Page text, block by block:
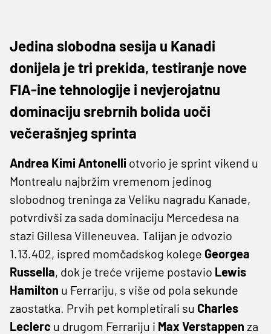
Jedina slobodna sesija u Kanadi
donijela je tri prekida, testiranje nove
FIA-ine tehnologije i nevjerojatnu
dominaciju srebrnih bolida uoči
večerašnjeg sprinta
Andrea Kimi Antonelli otvorio je sprint vikend u
Montrealu najbržim vremenom jedinog
slobodnog treninga za Veliku nagradu Kanade,
potvrdivši za sada dominaciju Mercedesa na
stazi Gillesa Villeneuvea. Talijan je odvozio
1.13.402, ispred momčadskog kolege Georgea
Russella, dok je treće vrijeme postavio Lewis
Hamilton u Ferrariju, s više od pola sekunde
zaostatka. Prvih pet kompletirali su Charles
Leclerc u drugom Ferrariju i Max Verstappen za